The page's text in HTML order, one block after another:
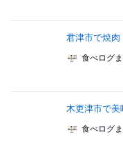
君津市で焼肉
食べログ
木更津市で美
食べログ